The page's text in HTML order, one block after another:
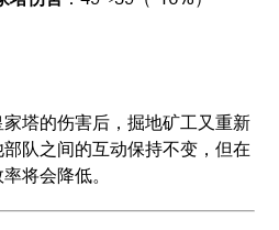
塔的伤害后，掘地矿工又重新
队之间的互动保持不变，但在
将会降低。